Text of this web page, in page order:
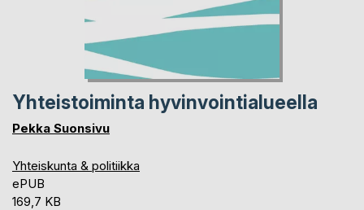
Yhteistoiminta hyvinvointialueella
Pekka Suonsivu
Yhteiskunta & politiikka
ePUB
169,7 KB